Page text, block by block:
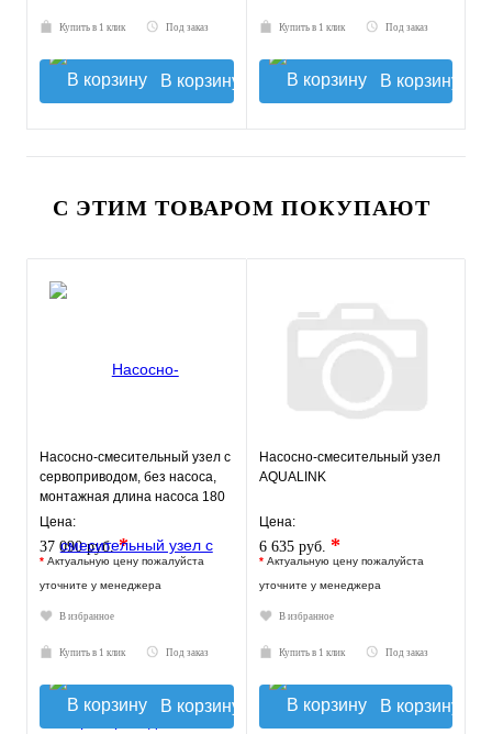
Купить в 1 клик Под заказ
В корзину
Купить в 1 клик Под заказ
В корзину
С ЭТИМ ТОВАРОМ ПОКУПАЮТ
Насосно-смесительный узел с
сервоприводом, без насоса,
монтажная длина насоса 180
мм VT.COMBI.S.180M
Цена:
37 090 руб.*
* Актуальную цену пожалуйста
уточните у менеджера
В избранное
Купить в 1 клик Под заказ
В корзину
Насосно-смесительный узел
AQUALINK
Цена:
6 635 руб. *
* Актуальную цену пожалуйста
уточните у менеджера
В избранное
Купить в 1 клик Под заказ
В корзину